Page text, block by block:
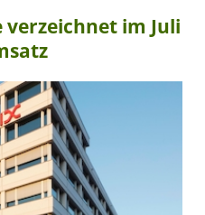
verzeichnet im Juli